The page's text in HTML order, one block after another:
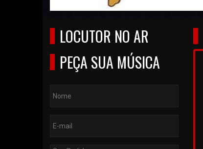
LOCUTOR NO AR
PEÇA SUA MÚSICA